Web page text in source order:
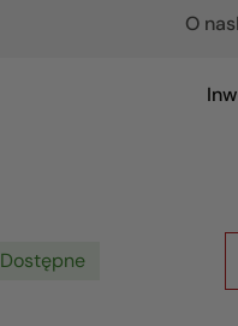
O nas
Dostępne